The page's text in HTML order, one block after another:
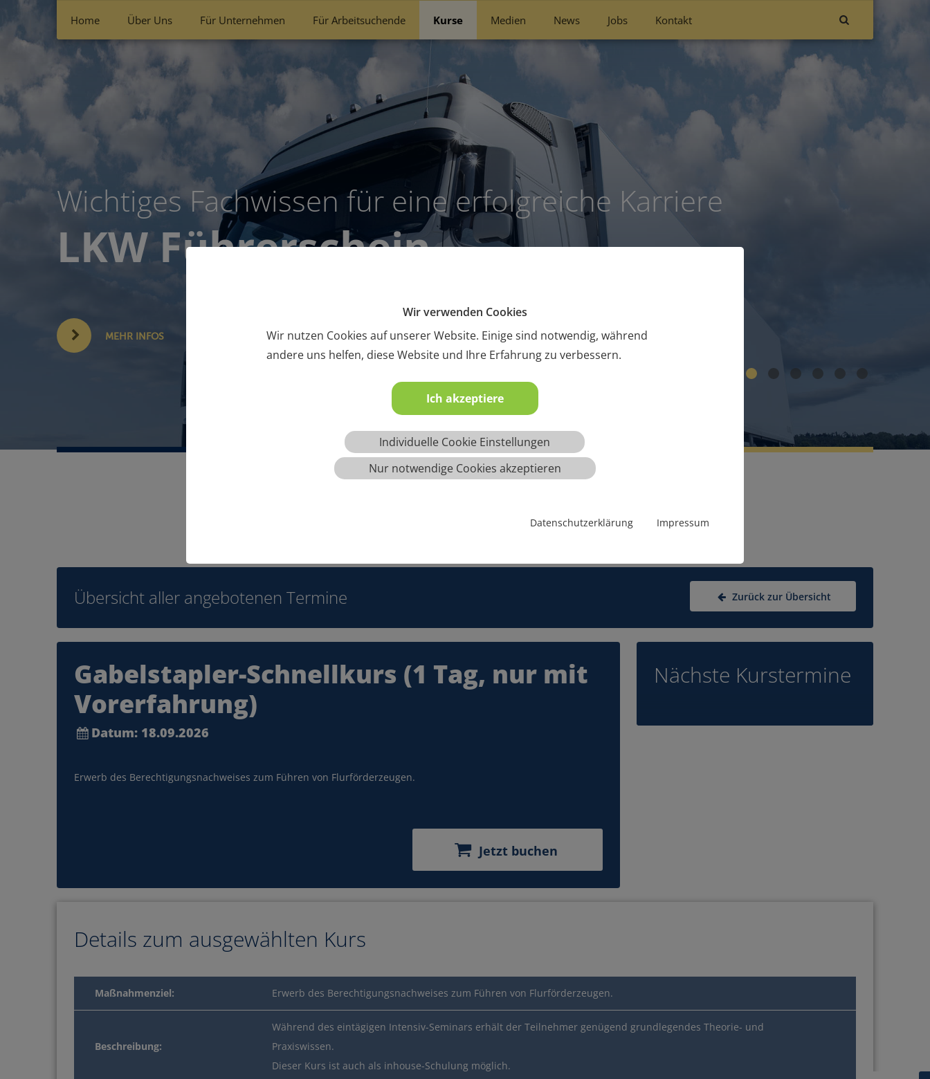
Wir verwenden Cookies
Wir nutzen Cookies auf unserer Website. Einige sind notwendig, während
andere uns helfen, diese Website und Ihre Erfahrung zu verbessern.
Ich akzeptiere
Individuelle Cookie Einstellungen
Nur notwendige Cookies akzeptieren
Datenschutzerklärung Impressum
Home Über Uns Für Unternehmen Für Arbeitsuchende Kurse Medien News Jobs Kontakt
Wichtiges Fachwissen für eine erfolgreiche Karriere
LKW Führerschein
MEHR INFOS
… mit uns richtig elektrisch fahren.
Das e-Pferdchen
1 2 3 4 5 6
Übersicht aller angebotenen Termine Zurück zur Übersicht
Gabelstapler-Schnellkurs (1 Tag, nur mit
Vorerfahrung)
Datum: 18.09.2026
Erwerb des Berechtigungsnachweises zum Führen von Flurförderzeugen.
Jetzt buchen
Nächste Kurstermine
Details zum ausgewählten Kurs
Maßnahmenziel: Erwerb des Berechtigungsnachweises zum Führen von Flurförderzeugen.
Beschreibung:
Während des eintägigen Intensiv-Seminars erhält der Teilnehmer genügend grundlegendes Theorie- und
Praxiswissen.
Dieser Kurs ist auch als inhouse-Schulung möglich.